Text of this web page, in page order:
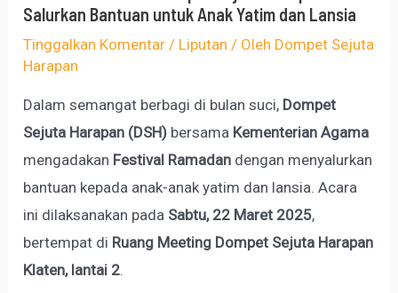
Salurkan Bantuan untuk Anak Yatim dan Lansia
Tinggalkan Komentar / Liputan / Oleh Dompet Sejuta
Harapan
Dalam semangat berbagi di bulan suci, Dompet
Sejuta Harapan (DSH) bersama Kementerian Agama
mengadakan Festival Ramadan dengan menyalurkan
bantuan kepada anak-anak yatim dan lansia. Acara
ini dilaksanakan pada Sabtu, 22 Maret 2025,
bertempat di Ruang Meeting Dompet Sejuta Harapan
Klaten, lantai 2.